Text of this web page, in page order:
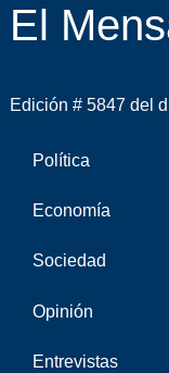
El
Edición # 5847 del
Política
Economía
Sociedad
Opinión
Entrevistas